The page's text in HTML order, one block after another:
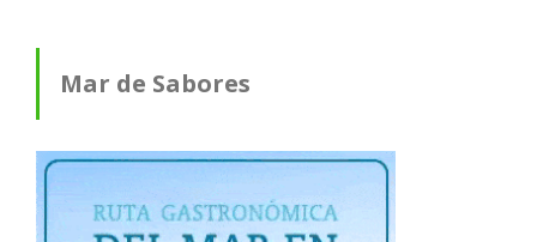
Mar de Sabores